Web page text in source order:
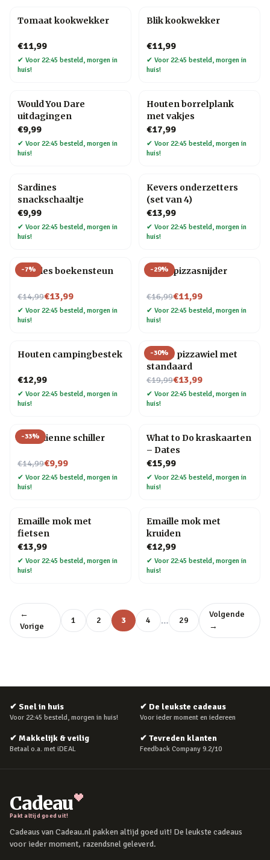
Tomaat kookwekker
€11,99
✔ Voor 22:45 besteld, morgen in
huis!
Blik kookwekker
€11,99
✔ Voor 22:45 besteld, morgen in
huis!
Would You Dare
uitdagingen
€9,99
✔ Voor 22:45 besteld, morgen in
huis!
Houten borrelplank
met vakjes
€17,99
✔ Voor 22:45 besteld, morgen in
huis!
Sardines
snackschaaltje
€9,99
✔ Voor 22:45 besteld, morgen in
huis!
Kevers onderzetters
(set van 4)
€13,99
✔ Voor 22:45 besteld, morgen in
huis!
-7%
Noodles boekensteun
€14,99
Nu voor€13,99
✔ Voor 22:45 besteld, morgen in
huis!
-29%
Elpee pizzasnijder
€16,99
Nu voor€11,99
✔ Voor 22:45 besteld, morgen in
huis!
Houten campingbestek
€12,99
✔ Voor 22:45 besteld, morgen in
huis!
-30%
Gitaar pizzawiel met
standaard
€19,99
Nu voor€13,99
✔ Voor 22:45 besteld, morgen in
huis!
-33%
Kat Julienne schiller
€14,99
Nu voor€9,99
✔ Voor 22:45 besteld, morgen in
huis!
What to Do kraskaarten
– Dates
€15,99
✔ Voor 22:45 besteld, morgen in
huis!
Emaille mok met
fietsen
€13,99
✔ Voor 22:45 besteld, morgen in
huis!
Emaille mok met
kruiden
€12,99
✔ Voor 22:45 besteld, morgen in
huis!
←
Vorige
1 2 3 4 … 29
Volgende
→
✔ Snel in huis
Voor 22:45 besteld, morgen in huis!
✔ De leukste cadeaus
Voor ieder moment en iedereen
✔ Makkelijk & veilig
Betaal o.a. met iDEAL
✔ Tevreden klanten
Feedback Company 9.2/10
Cadeau
Pakt altijd goed uit!
Cadeaus van Cadeau.nl pakken altijd goed uit! De leukste cadeaus
voor ieder moment, razendsnel geleverd.